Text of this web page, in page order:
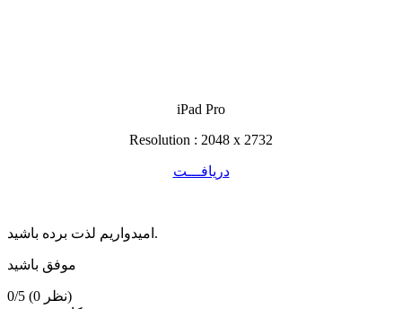
iPad Pro
Resolution : 2048 x 2732
دریافـــت
امیدواریم لذت برده باشید.
موفق باشید
0/5
(0 نظر)